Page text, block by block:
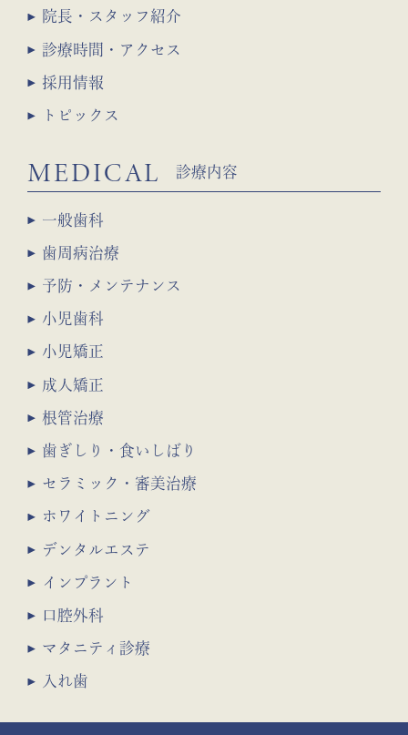
院長・スタッフ紹介
診療時間・アクセス
採用情報
トピックス
MEDICAL 診療内容
一般歯科
セラミック・審美治療
歯周病治療
ホワイトニング
予防・メンテナンス
デンタルエステ
小児歯科
インプラント
小児矯正
口腔外科
成人矯正
マタニティ診療
根管治療
入れ歯
歯ぎしり・食いしばり